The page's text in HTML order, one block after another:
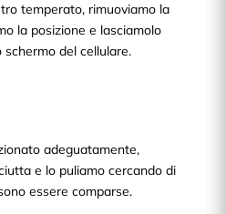
temperato, rimuoviamo la
la posizione e lasciamolo
del cellulare.
adeguatamente,
e lo puliamo cercando di
essere comparse.